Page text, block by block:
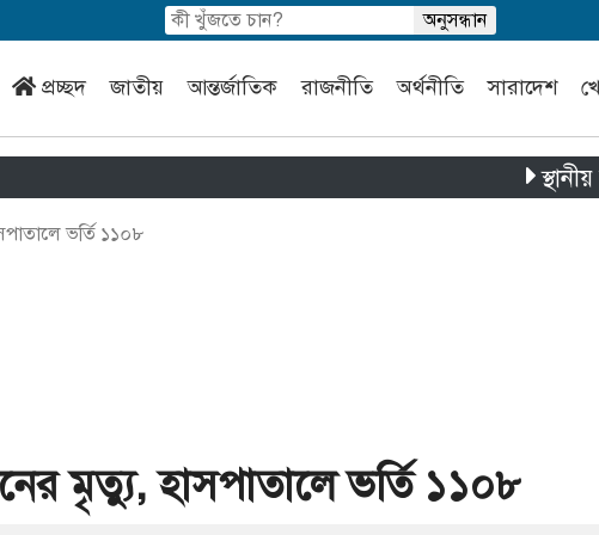
প্রচ্ছদ জাতীয় আন্তর্জাতিক রাজনীতি অর্থনীতি সারাদেশ
স্থানীয়
ভর্তি ১১০৮
মৃত্যু, হাসপাতালে ভর্তি ১১০৮